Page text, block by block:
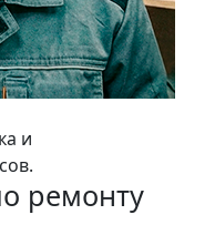
и
ремонту